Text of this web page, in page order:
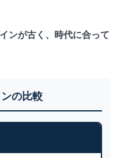
ンが古く、時代に合って
の比較